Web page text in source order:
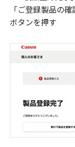
「ご登録製品の確
ボタンを押す